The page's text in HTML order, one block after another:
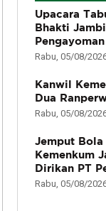
Upacara
Bhakti
Pengayoman
Rabu, 05/08/
Kanwil
Dua
Rabu, 05/08/
Jemput Bola
Kemenkum
Dirikan PT
Rabu, 05/08/